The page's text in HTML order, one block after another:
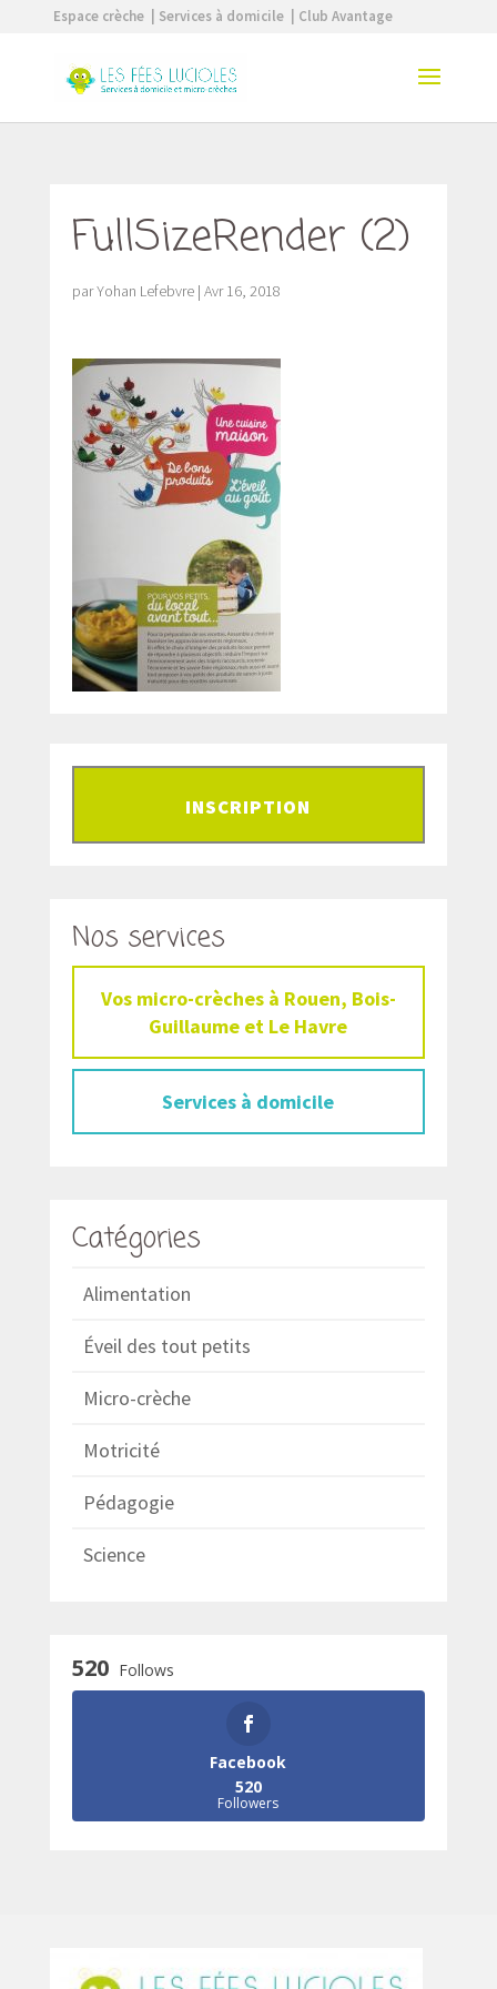
Espace crèche | Services à domicile | Club Avantage
FullSizeRender (2)
parYohan Lefebvre| Avr 16, 2018
INSCRIPTION
Nos services
Vos micro-crèches à Rouen, Bois-
Guillaume et Le Havre
Services à domicile
Catégories
Alimentation
Éveil des tout petits
Micro-crèche
Motricité
Pédagogie
Science
520 Follows
Facebook
520
Followers